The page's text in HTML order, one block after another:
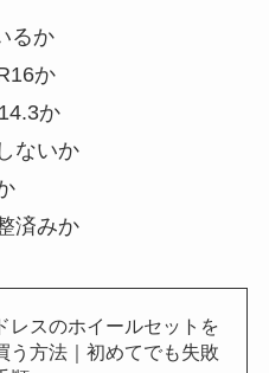
るか
か
か
ないか
済みか
レスのホイールセットを
う方法｜初めてでも失敗